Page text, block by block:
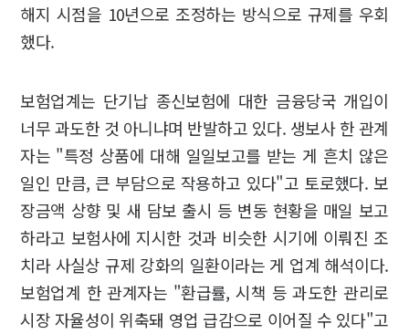
해지 시점을 10년으로 조정하는 방식으로 규제를 우회
했다.
보험업계는 단기납 종신보험에 대한 금융당국 개입이
너무 과도한 것 아니냐며 반발하고 있다. 생보사 한 관계
자는 "특정 상품에 대해 일일보고를 받는 게 흔치 않은
일인 만큼, 큰 부담으로 작용하고 있다"고 토로했다. 보
장금액 상향 및 새 담보 출시 등 변동 현황을 매일 보고
하라고 보험사에 지시한 것과 비슷한 시기에 이뤄진 조
치라 사실상 규제 강화의 일환이라는 게 업계 해석이다.
보험업계 한 관계자는 "환급률, 시책 등 과도한 관리로
시장 자율성이 위축돼 영업 급감으로 이어질 수 있다"고